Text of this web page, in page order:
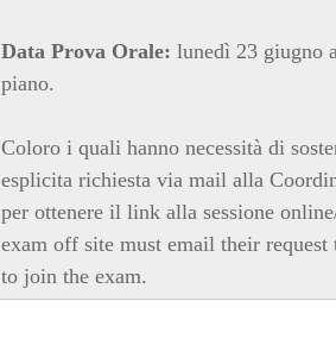
Data Prova Orale: lunedì 23 giugno
piano.
Coloro i quali hanno necessità di
esplicita richiesta via mail alla
per ottenere il link alla sessione
exam off site must email their
to join the exam.